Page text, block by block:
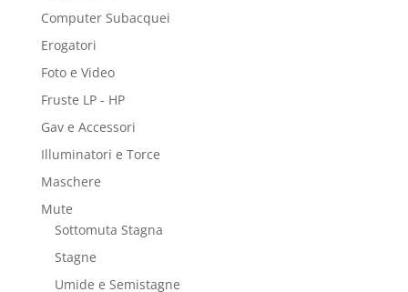
Computer Subacquei
Erogatori
Foto e Video
Fruste LP - HP
Gav e Accessori
Illuminatori e Torce
Maschere
Mute
Sottomuta Stagna
Stagne
Umide e Semistagne